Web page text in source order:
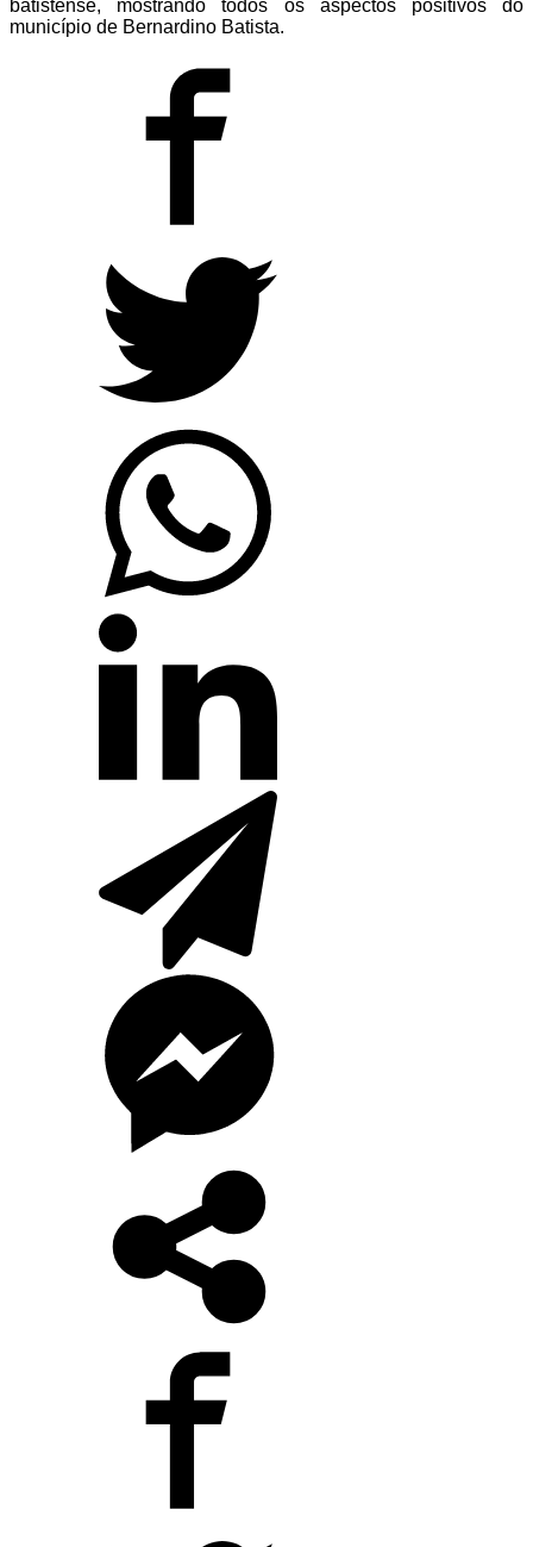
batistense, mostrando todos os aspectos positivos do
município de Bernardino Batista.